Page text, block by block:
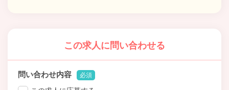
この求人に問い合わせる
問い合わせ内容 必須